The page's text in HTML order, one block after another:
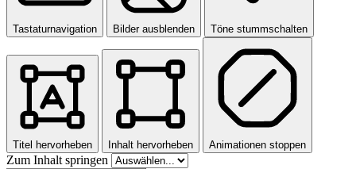
Tastaturnavigation Bilder ausblenden Töne stummschalten
Titel hervorheben Inhalt hervorheben Animationen stoppen
Zum Inhalt springen